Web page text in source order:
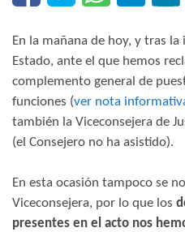
En la mañana de hoy, y tras
Estado, ante el que hemos
complemento general de
funciones (ver nota
también la Viceconsejera de
(el Consejero no ha asistido).
En esta ocasión tampoco se
Viceconsejera, por lo que los
presentes en el acto nos